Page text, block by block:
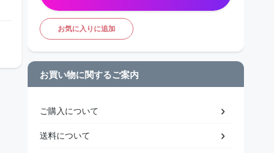
お気に入りに追加
お買い物に関するご案内
ご購入について
送料について